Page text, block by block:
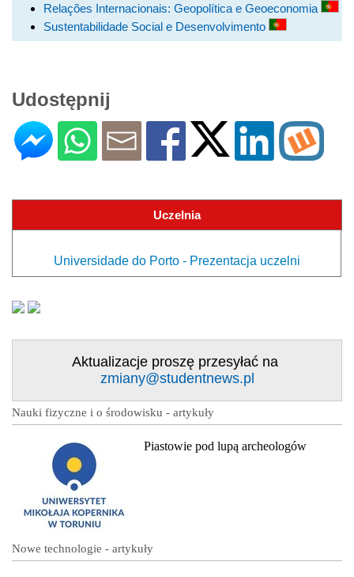
Relações Internacionais: Geopolítica e Geoeconomia
Sustentabilidade Social e Desenvolvimento
Udostępnij
Uczelnia
Universidade do Porto - Prezentacja uczelni
Aktualizacje proszę przesyłać na
zmiany@studentnews.pl
Nauki fizyczne i o środowisku - artykuły
Piastowie pod lupą archeologów
Nowe technologie - artykuły